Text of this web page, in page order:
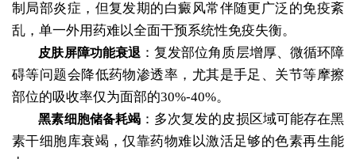
制局部炎症，但复发期的白癜风常伴随更广泛的免疫紊
乱，单一外用药难以全面干预系统性免疫失衡。
皮肤屏障功能衰退：复发部位角质层增厚、微循环障
碍等问题会降低药物渗透率，尤其是手足、关节等摩擦
部位的吸收率仅为面部的30%-40%。
黑素细胞储备耗竭：多次复发的皮损区域可能存在黑
素干细胞库衰竭，仅靠药物难以激活足够的色素再生能